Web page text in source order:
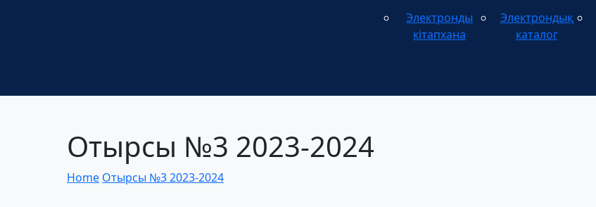
Электронды
кітапхана
Электрондық
каталог
Отырсы №3 2023-2024
Home Отырсы №3 2023-2024